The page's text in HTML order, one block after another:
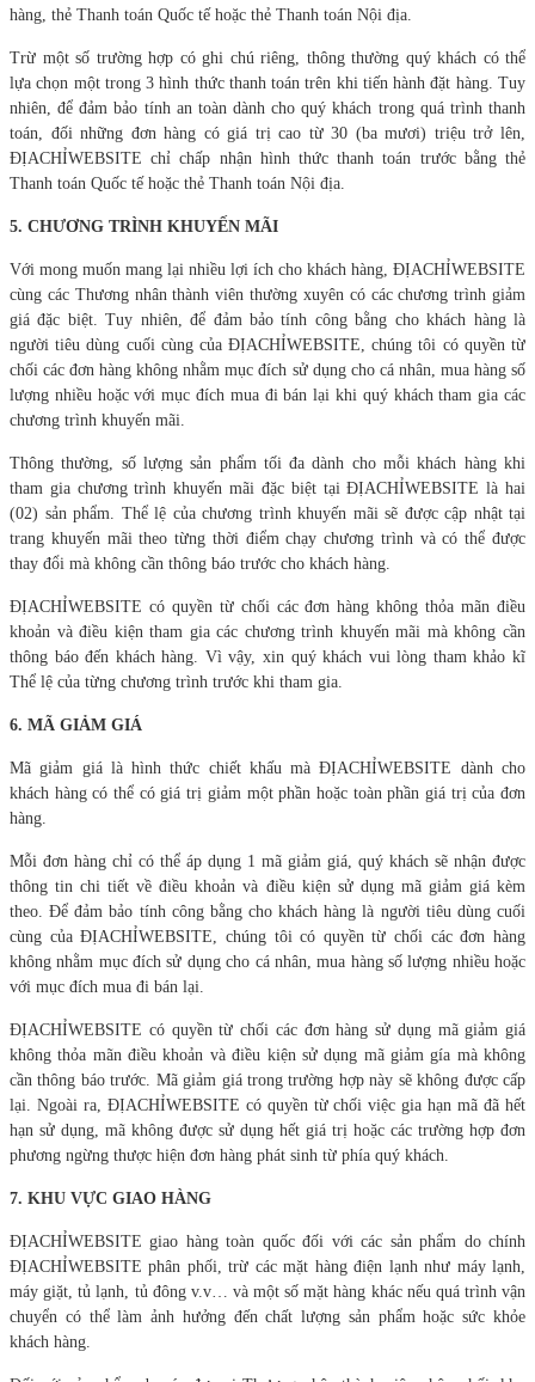
hàng, thẻ Thanh toán Quốc tế hoặc thẻ Thanh toán Nội địa.
Trừ một số trường hợp có ghi chú riêng, thông thường quý khách có thể
lựa chọn một trong 3 hình thức thanh toán trên khi tiến hành đặt hàng. Tuy
nhiên, để đảm bảo tính an toàn dành cho quý khách trong quá trình thanh
toán, đối những đơn hàng có giá trị cao từ 30 (ba mươi) triệu trở lên,
ĐỊACHỈWEBSITE chỉ chấp nhận hình thức thanh toán trước bằng thẻ
Thanh toán Quốc tế hoặc thẻ Thanh toán Nội địa.
5. CHƯƠNG TRÌNH KHUYẾN MÃI
Với mong muốn mang lại nhiều lợi ích cho khách hàng, ĐỊACHỈWEBSITE
cùng các Thương nhân thành viên thường xuyên có các chương trình giảm
giá đặc biệt. Tuy nhiên, để đảm bảo tính công bằng cho khách hàng là
người tiêu dùng cuối cùng của ĐỊACHỈWEBSITE, chúng tôi có quyền từ
chối các đơn hàng không nhằm mục đích sử dụng cho cá nhân, mua hàng số
lượng nhiều hoặc với mục đích mua đi bán lại khi quý khách tham gia các
chương trình khuyến mãi.
Thông thường, số lượng sản phẩm tối đa dành cho mỗi khách hàng khi
tham gia chương trình khuyến mãi đặc biệt tại ĐỊACHỈWEBSITE là hai
(02) sản phẩm. Thể lệ của chương trình khuyến mãi sẽ được cập nhật tại
trang khuyến mãi theo từng thời điểm chạy chương trình và có thể được
thay đổi mà không cần thông báo trước cho khách hàng.
ĐỊACHỈWEBSITE có quyền từ chối các đơn hàng không thỏa mãn điều
khoản và điều kiện tham gia các chương trình khuyến mãi mà không cần
thông báo đến khách hàng. Vì vậy, xin quý khách vui lòng tham khảo kĩ
Thể lệ của từng chương trình trước khi tham gia.
6. MÃ GIẢM GIÁ
Mã giảm giá là hình thức chiết khấu mà ĐỊACHỈWEBSITE dành cho
khách hàng có thể có giá trị giảm một phần hoặc toàn phần giá trị của đơn
hàng.
Mỗi đơn hàng chỉ có thể áp dụng 1 mã giảm giá, quý khách sẽ nhận được
thông tin chi tiết về điều khoản và điều kiện sử dụng mã giảm giá kèm
theo. Để đảm bảo tính công bằng cho khách hàng là người tiêu dùng cuối
cùng của ĐỊACHỈWEBSITE, chúng tôi có quyền từ chối các đơn hàng
không nhằm mục đích sử dụng cho cá nhân, mua hàng số lượng nhiều hoặc
với mục đích mua đi bán lại.
ĐỊACHỈWEBSITE có quyền từ chối các đơn hàng sử dụng mã giảm giá
không thỏa mãn điều khoản và điều kiện sử dụng mã giảm gía mà không
cần thông báo trước. Mã giảm giá trong trường hợp này sẽ không được cấp
lại. Ngoài ra, ĐỊACHỈWEBSITE có quyền từ chối việc gia hạn mã đã hết
hạn sử dụng, mã không được sử dụng hết giá trị hoặc các trường hợp đơn
phương ngừng thược hiện đơn hàng phát sinh từ phía quý khách.
7. KHU VỰC GIAO HÀNG
ĐỊACHỈWEBSITE giao hàng toàn quốc đối với các sản phẩm do chính
ĐỊACHỈWEBSITE phân phối, trừ các mặt hàng điện lạnh như máy lạnh,
máy giặt, tủ lạnh, tủ đông v.v… và một số mặt hàng khác nếu quá trình vận
chuyển có thể làm ảnh hưởng đến chất lượng sản phẩm hoặc sức khỏe
khách hàng.